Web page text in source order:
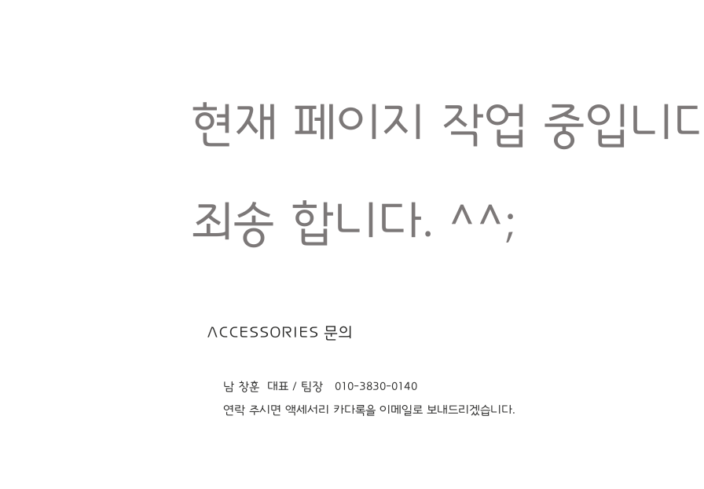
현재 페이지 작업 중입니
​죄송 합니다. ^^;
ACCESSORIES 문의
남 창훈 대표 / 팀장 010-3830-0140
​연락 주시면 액세서리 카다록을 이메일로 보내드리겠습니다.